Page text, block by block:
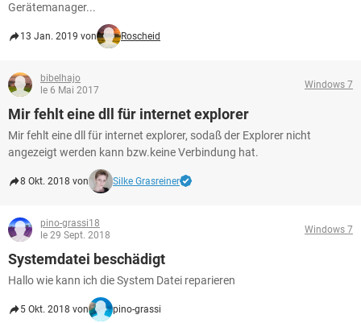
Gerätemanager...
13 Jan. 2019 von Roscheid
bibelhajo
le 6 Mai 2017
Windows 7
Mir fehlt eine dll für internet explorer
Mir fehlt eine dll für internet explorer, sodaß der Explorer nicht
angezeigt werden kann bzw.keine Verbindung hat.
8 Okt. 2018 von Silke Grasreiner
pino-grassi18
le 29 Sept. 2018
Windows 7
Systemdatei beschädigt
Hallo wie kann ich die System Datei reparieren
5 Okt. 2018 von pino-grassi